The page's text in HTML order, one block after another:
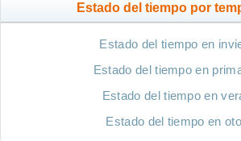
Estado del tiempo por
Estado del tiempo en
Estado del tiempo en
Estado del tiempo en
Estado del tiempo en